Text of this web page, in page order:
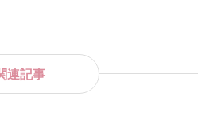
連記事